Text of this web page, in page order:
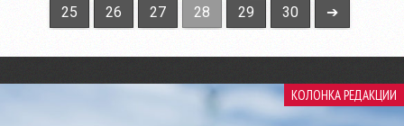
25 26 27 28 29 30 ➔
КОЛОНКА РЕДАКЦИИ